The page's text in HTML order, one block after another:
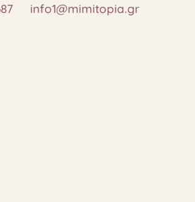
info1@mimitopia.gr